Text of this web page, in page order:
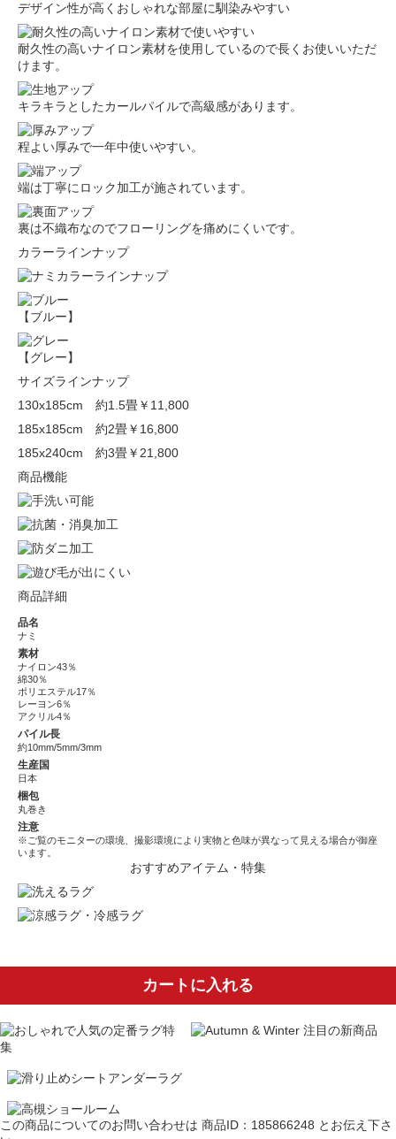
デザイン性が高くおしゃれな部屋に馴染みやすい
耐久性の高いナイロン素材を使用しているので長くお使いいただ
けます。
キラキラとしたカールパイルで高級感があります。
程よい厚みで一年中使いやすい。
端は丁寧にロック加工が施されています。
裏は不織布なのでフローリングを痛めにくいです。
カラーラインナップ
【ブルー】
【グレー】
サイズラインナップ
130x185cm 約1.5畳￥11,800
185x185cm 約2畳￥16,800
185x240cm 約3畳￥21,800
商品機能
商品詳細
品名
ナミ
素材
ナイロン43％
綿30％
ポリエステル17％
レーヨン6％
アクリル4％
パイル長
約10mm/5mm/3mm
生産国
日本
梱包
丸巻き
注意
※ご覧のモニターの環境、撮影環境により実物と色味が異なって見える場合が御座
います。
おすすめアイテム・特集
カートに入れる
この商品についてのお問い合わせは 商品ID：185866248 とお伝え下さ